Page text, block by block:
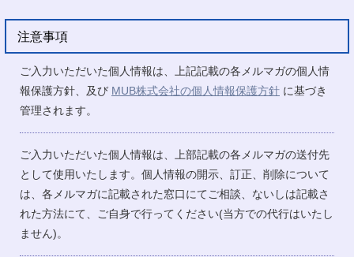
注意事項
ご入力いただいた個人情報は、上記記載の各メルマガの個人情
報保護方針、及び MUB株式会社の個人情報保護方針 に基づき
管理されます。
ご入力いただいた個人情報は、上部記載の各メルマガの送付先
として使用いたします。個人情報の開示、訂正、削除について
は、各メルマガに記載された窓口にてご相談、ないしは記載さ
れた方法にて、ご自身で行ってください(当方での代行はいたし
ません)。